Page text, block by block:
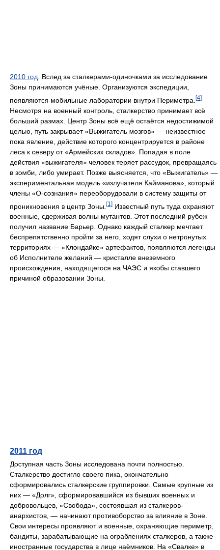
2010 год . Вслед за сталкерами-одиночками за исследование
Зоны принимаются учёные. Организуются экспедиции,
появляются мобильные лаборатории внутри Периметра. [4]
Несмотря на военный контроль, сталкерство принимает всё
больший размах. Центр Зоны всё ещё остаётся недостижимой
целью, путь закрывает «Выжигатель мозгов» — неизвестное
пока явление, действие которого концентрируется в районе
леса к северу от «Армейских складов». Попадая в поле
действия «выжигателя» человек теряет рассудок, превращаясь
в зомби, либо умирает. Позже выясняется, что «Выжигатель» —
экспериментальная модель «излучателя Кайманова», который
члены «О-сознания» переоборудовали в систему защиты от
проникновения в центр Зоны. [1] Известный путь туда охраняют
военные, сдерживая волны мутантов. Этот последний рубеж
получил название Барьер. Однако каждый сталкер мечтает
беспрепятственно пройти за него, ходят слухи о нетронутых
территориях — «Клондайке» артефактов, появляются легенды
об Исполнителе желаний — кристалле внеземного
происхождения, находящегося на ЧАЭС и якобы ставшего
причиной образовании Зоны.
2011 год
Доступная часть Зоны исследована почти полностью.
Сталкерство достигло своего пика, окончательно
сформировались сталкерские группировки. Самые крупные из
них — «Долг», сформировавшийся из бывших военных и
добровольцев, «Свобода», состоявшая из сталкеров-
анархистов, — начинают противоборство за влияние в Зоне.
Свои интересы проявляют и военные, охраняющие периметр,
бандиты, зарабатывающие на ограблениях сталкеров, а также
иностранные государства в лице наёмников. На «Свалке» в